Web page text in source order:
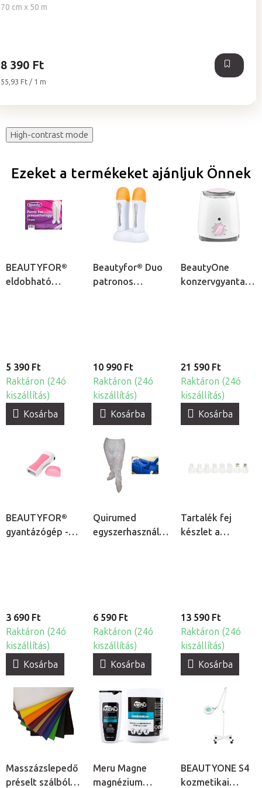
70 cm x 50 m
értékelése
8 390 Ft
Egységár:
55,93 Ft / 1 m
High-contrast mode
Ezeket a termékeket ajánljuk Önnek
BEAUTYFOR®
eldobható
5 390 Ft
Raktáron (24ó
kiszállítás)
Kosárba
Beautyfor® Duo
patronos
10 990 Ft
Raktáron (24ó
kiszállítás)
Kosárba
BeautyOne
konzervgyanta
21 590 Ft
Raktáron (24ó
kiszállítás)
Kosárba
BEAUTYFOR®
gyantázógép -
3 690 Ft
Raktáron (24ó
kiszállítás)
Kosárba
Quirumed
egyszerhasználatos
6 590 Ft
Raktáron (24ó
kiszállítás)
Kosárba
Tartalék fej
készlet a
13 590 Ft
Raktáron (24ó
kiszállítás)
Kosárba
Masszázslepedő
préselt szálból,
Meru Magne
magnézium
BEAUTYONE S4
kozmetikai